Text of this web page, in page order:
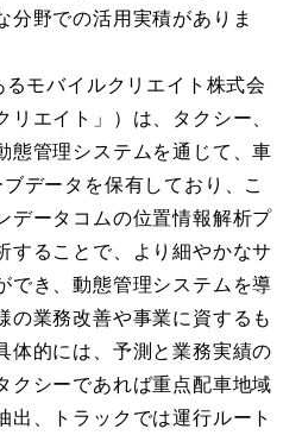
分野での活用実積がありま
モバイルクリエイト株式会
エイト」）は、タクシー、
態管理システムを通じて、車
データを保有しており、こ
データコムの位置情報解析プ
することで、より細やかなサ
でき、動態管理システムを導
の業務改善や事業に資するも
体的には、予測と業務実績の
クシーであれば重点配車地域
出、トラックでは運行ルート